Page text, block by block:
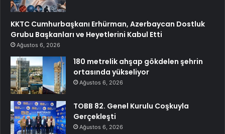
KKTC Cumhurbaşkanı Erhürman, Azerbaycan Dostluk
Grubu Başkanları ve Heyetlerini Kabul Etti
Ağustos 6, 2026
180 metrelik ahşap gökdelen şehrin
ortasında yükseliyor
Ağustos 6, 2026
TOBB 82. Genel Kurulu Coşkuyla
Gerçekleşti
Ağustos 6, 2026